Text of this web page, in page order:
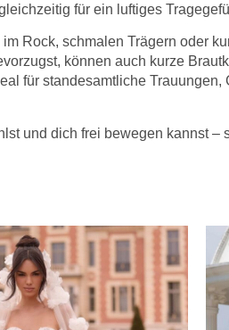
für ein luftiges
Rock, schmalen Trägern oder
können auch kurze
für standesamtliche
und dich frei bewegen kannst